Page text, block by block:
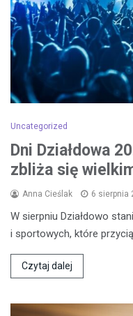
Uncategorized
Dni Działdowa
zbliża się
Anna Cieślak 6 sierpnia
W sierpniu Działdowo
i sportowych, które
Czytaj dalej